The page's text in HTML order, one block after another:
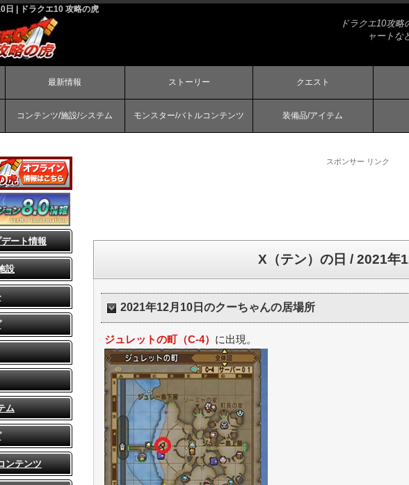
日 | ドラクエ10 攻略の虎
ドラクエ10攻
ャートな
最新情報 ストーリー クエスト
コンテンツ/施設/システム モンスター/バトルコンテンツ 装備品/アイテム
スポンサー リンク
X（テン）の日 / 2021年
2021年12月10日のクーちゃんの居場所
ジュレットの町（C-4） に出現。
ート情報
設
ム
ンテンツ